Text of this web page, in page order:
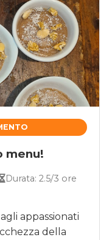
menu!
Durata: 2.5/3 ore
appassionati
della